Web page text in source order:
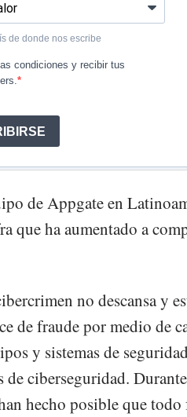
de Appgate en
que ha aumentado a
no descansa y
de fraude por medio de
y sistemas de
ciberseguridad.
hecho posible que